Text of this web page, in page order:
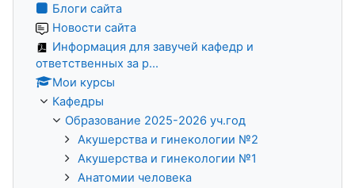
Блоги сайта
Новости сайта
Информация для завучей кафедр и
ответственных за р...
Мои курсы
Кафедры
Образование 2025-2026 уч.год
Акушерства и гинекологии №2
Акушерства и гинекологии №1
Анатомии человека